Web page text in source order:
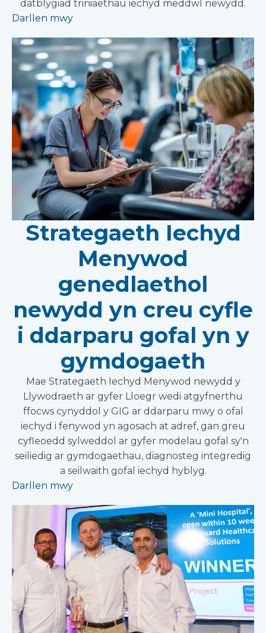
datblygiad triniaethau iechyd meddwl newydd.
Darllen mwy
Strategaeth Iechyd
Menywod
genedlaethol
newydd yn creu cyfle
i ddarparu gofal yn y
gymdogaeth
Mae Strategaeth Iechyd Menywod newydd y
Llywodraeth ar gyfer Lloegr wedi atgyfnerthu
ffocws cynyddol y GIG ar ddarparu mwy o ofal
iechyd i fenywod yn agosach at adref, gan greu
cyfleoedd sylweddol ar gyfer modelau gofal sy'n
seiliedig ar gymdogaethau, diagnosteg integredig
a seilwaith gofal iechyd hyblyg.
Darllen mwy